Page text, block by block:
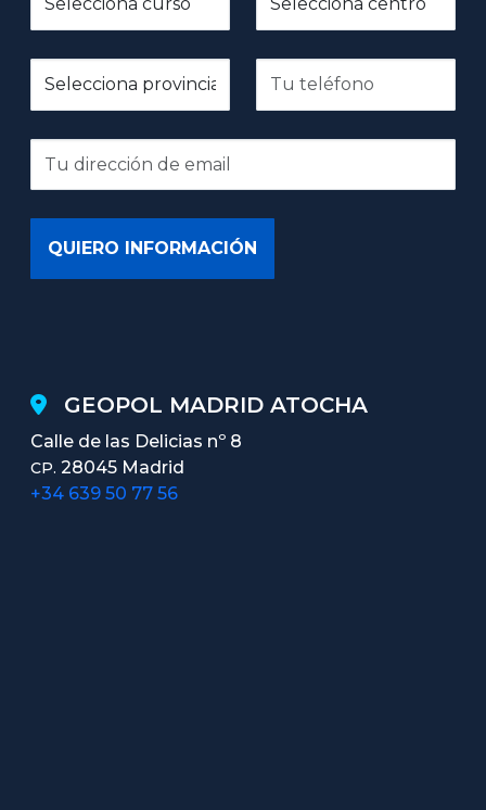
GEOPOL MADRID ATOCHA
Calle de las Delicias nº 8
CP. 28045 Madrid
+34 639 50 77 56